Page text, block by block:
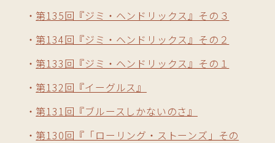
第135回『ジミ・ヘンドリックス』その３
第134回『ジミ・ヘンドリックス』その２
第133回『ジミ・ヘンドリックス』その１
第132回『イーグルス』
第131回『ブルースしかないのさ』
第130回『「ローリング・ストーンズ」その